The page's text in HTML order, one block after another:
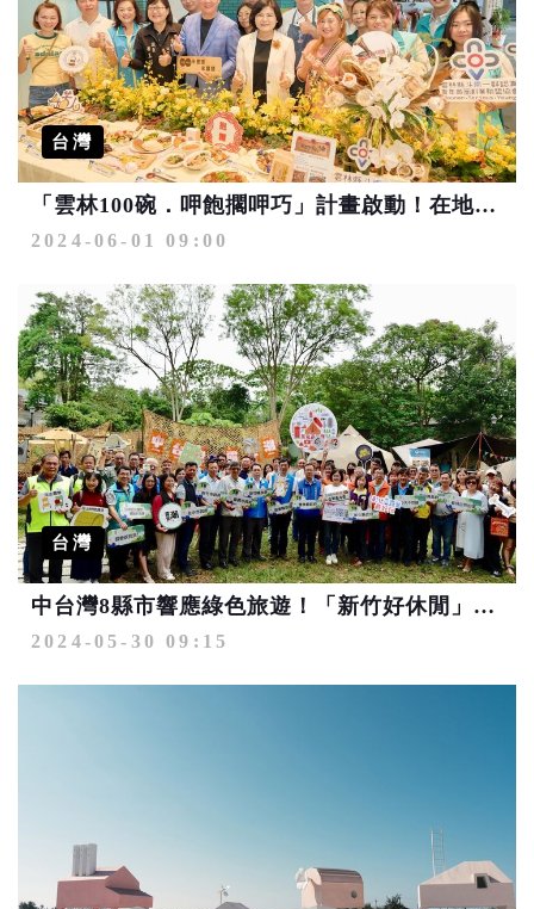
台灣
「雲林100碗．呷飽擱呷巧」計畫啟動！在地美食、青年餐廳站出來
2024-06-01 09:00
台灣
中台灣8縣市響應綠色旅遊！「新竹好休閒」力推在地美景、美食
2024-05-30 09:15